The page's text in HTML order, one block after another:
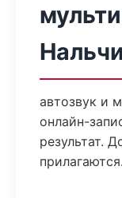
автозвук и
онлайн-
результат.
прилагаются.